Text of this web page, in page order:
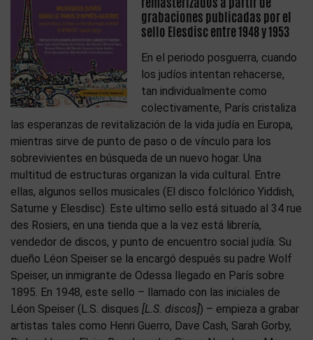
grabaciones publicadas por el
sello Elesdisc entre 1948 y 1953
En el periodo posguerra, cuando
los judíos intentan rehacerse,
tan individualmente como
colectivamente, París cristaliza
las esperanzas de revitalización de la vida judía en Europa,
mientras sirve de punto de paso o de vínculo para los
sobrevivientes en búsqueda de un nuevo hogar. Una
multitud de estructuras organizan la vida cultural. Entre
ellas, algunos sellos musicales (El disco folclórico Yiddish,
Saturne y Elesdisc). Este ultimo sello está situado al 34 rue
des Rosiers, en una tienda que a la vez está librería,
vendedor de discos, y punto de encuentro social judía. Su
dueño Léon Speiser se la encargó después su padre Wolf
Speiser, un inmigrante de Odessa llegado en París sobre
1895. En 1948, este sello – llamado con las iniciales de
Léon Speiser (L.S. disques [L.S. discos]) – empieza a grabar
artistas tales como Henri Guerro, Dave Cash, Sarah Gorby,